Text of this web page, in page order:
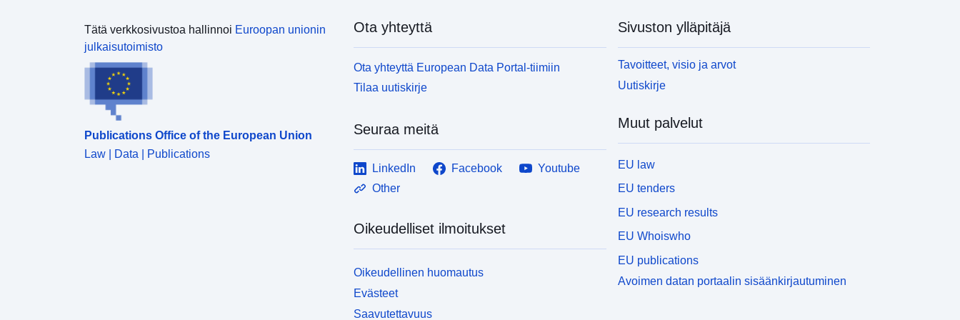
Tätä verkkosivustoa hallinnoi Euroopan unionin
julkaisutoimisto
Publications Office of the European Union
Law | Data | Publications
Ota yhteyttä
Ota yhteyttä European Data Portal-tiimiin
Tilaa uutiskirje
Seuraa meitä
LinkedIn Facebook
Youtube
Other
Oikeudelliset ilmoitukset
Oikeudellinen huomautus
Evästeet
Saavutettavuus
Sivuston ylläpitäjä
Tavoitteet, visio ja arvot
Uutiskirje
Muut palvelut
EU law
EU tenders
EU research results
EU Whoiswho
EU publications
Avoimen datan portaalin sisäänkirjautuminen